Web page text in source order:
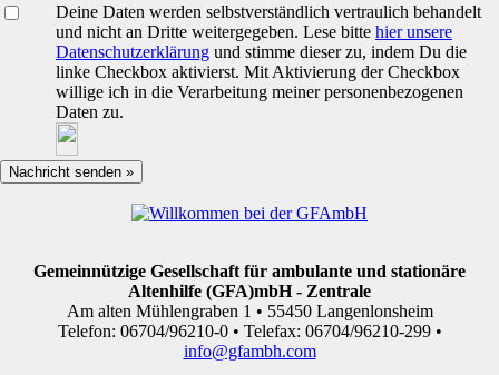
Deine Daten werden selbstverständlich vertraulich behandelt
und nicht an Dritte weitergegeben. Lese bitte hier unsere
Datenschutzerklärung und stimme dieser zu, indem Du die
linke Checkbox aktivierst. Mit Aktivierung der Checkbox
willige ich in die Verarbeitung meiner personenbezogenen
Daten zu.
Gemeinnützige Gesellschaft für ambulante und stationäre
Altenhilfe (GFA)mbH - Zentrale
Am alten Mühlengraben 1 • 55450 Langenlonsheim
Telefon: 06704/96210-0 • Telefax: 06704/96210-299 •
info@gfambh.com